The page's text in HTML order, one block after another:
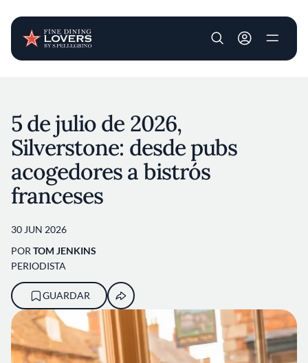
User account
5 de julio de 2026,
Silverstone: desde pubs
acogedores a bistrós
franceses
30 JUN 2026
POR TOM JENKINS
PERIODISTA
GUARDAR